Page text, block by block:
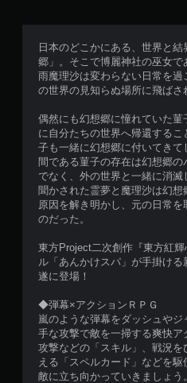
日本のどこかにある、世界と
郷」。そこで博麗神社の巫女
雨魔理沙は変わらない日常を
の世界の見知らぬ場所に飛ばさ
偶然にも幻想郷に憧れていた
に自分たちの世界へ帰還する
子も一緒に幻想郷に付いてき
間である菫子の存在は幻想郷
でなく、外の世界と一緒に消
聞かされた霊夢と魔理沙は幻
原因を解き明かし、元の日常
のだった。
東方Project二次創作『東方紅
ル「あんかけスパ」が手掛け
遂に登場！
◆弾幕×アクションＲＰＧ
嵐のような弾幕をダッシュや
手な攻撃で敵を一掃する爽快
攻撃などの「スキル」、戦況
える「スペルカード」などを
敵に立ち向かっていきましょう。